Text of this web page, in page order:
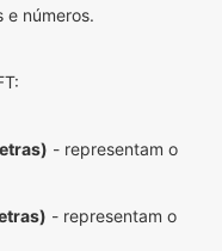
e números.
- representam o
- representam o